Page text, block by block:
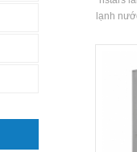
lạnh
chất